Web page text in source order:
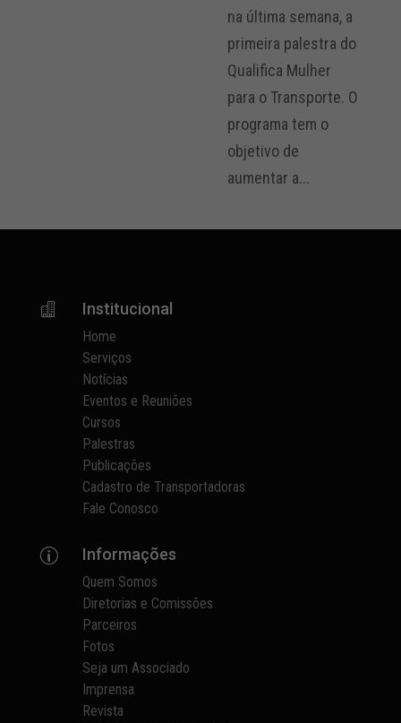
na última semana, a
primeira palestra do
Qualifica Mulher
para o Transporte. O
programa tem o
objetivo de
aumentar a...
 Institucional
Home
Serviços
Notícias
Eventos e Reuniões
Cursos
Palestras
Publicações
Cadastro de Transportadoras
Fale Conosco
p Informações
Quem Somos
Diretorias e Comissões
Parceiros
Fotos
Seja um Associado
Imprensa
Revista